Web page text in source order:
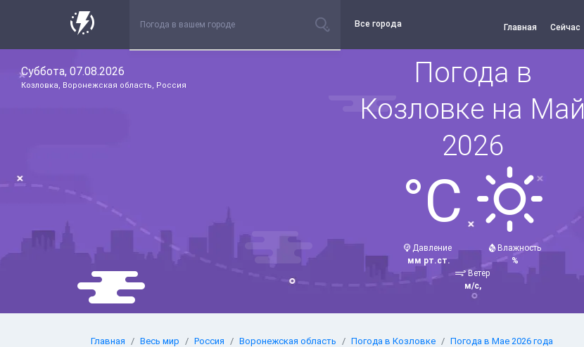
Все города Главная Сейчас
Суббота, 07.08.2026
Козловка, Воронежская область, Россия
Погода в
Козловке на Май
2026
°C
Давление
мм рт.ст.
Влажность
%
Ветер
м/с,
Главная Весь мир Россия Воронежская область Погода в Козловке Погода в Мае 2026 года